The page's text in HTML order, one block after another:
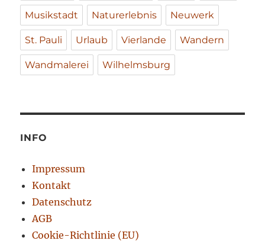
Musikstadt Naturerlebnis Neuwerk
St. Pauli Urlaub Vierlande Wandern
Wandmalerei Wilhelmsburg
INFO
Impressum
Kontakt
Datenschutz
AGB
Cookie-Richtlinie (EU)